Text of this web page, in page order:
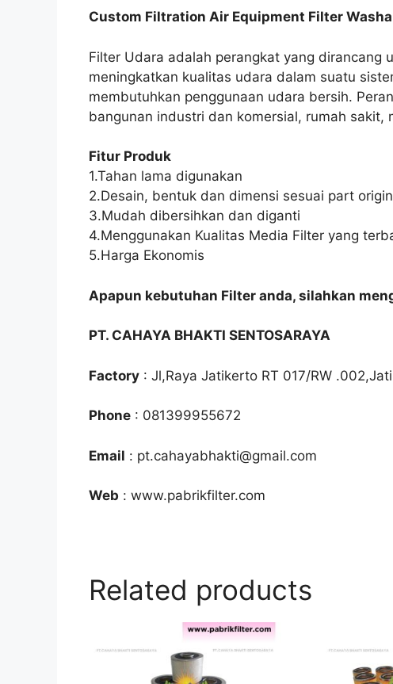
Custom Filtration Air Equipment Filter
Filter Udara adalah perangkat yang dirancang
meningkatkan kualitas udara dalam suatu
membutuhkan penggunaan udara bersih.
bangunan industri dan komersial, rumah
Fitur Produk
1.Tahan lama digunakan
2.Desain, bentuk dan dimensi sesuai part
3.Mudah dibersihkan dan diganti
4.Menggunakan Kualitas Media Filter yang
5.Harga Ekonomis
Apapun kebutuhan Filter anda, silahkan
PT. CAHAYA BHAKTI SENTOSARAYA
Factory : Jl,Raya Jatikerto RT 017/RW
Phone : 081399955672
Email : pt.cahayabhakti@gmail.com
Web : www.pabrikfilter.com
Related products